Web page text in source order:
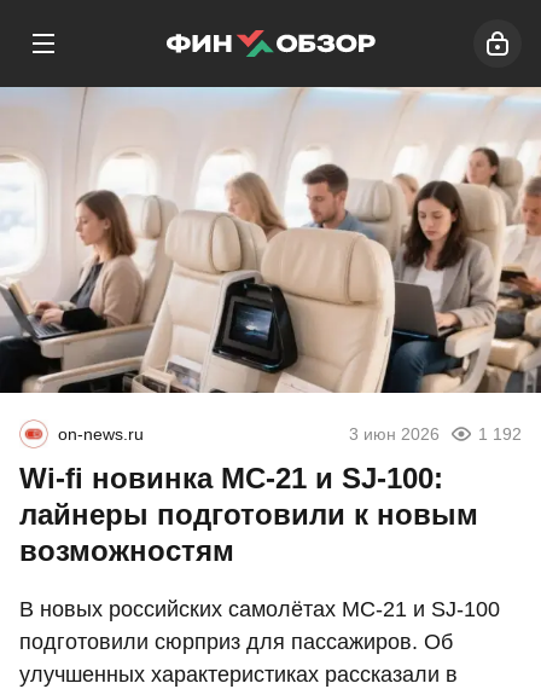
on-news.ru 3 июн 2026 1 192
Wi-fi новинка МС-21 и SJ-100:
лайнеры подготовили к новым
возможностям
В новых российских самолётах МС-21 и SJ-100
подготовили сюрприз для пассажиров. Об
улучшенных характеристиках рассказали в